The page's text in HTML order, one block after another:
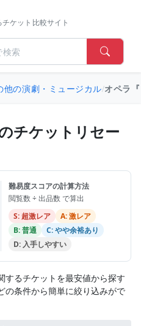
ケット比較サイト
他の演劇・ミュージカル/オペラ
チケットリセー
難易度スコアの計算方法
閲覧数 ÷ 出品数 で算出
S: 超激レア
A: 激レア
B: 普通
C: やや余裕あり
D: 入手しやすい
するチケットを最安値から探す
の条件から簡単に絞り込みがで